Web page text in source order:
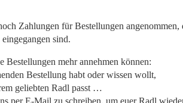
Zahlungen für Bestellungen angenommen,
sind.
Bestellungen mehr annehmen können:
Bestellung habt oder wissen wollt,
geliebten Radl passt …
per E-Mail zu schreiben, um euer Radl
Start in die neue Saison am 01.01.2027!